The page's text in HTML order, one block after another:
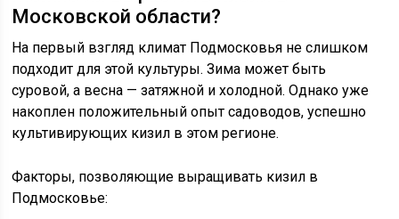
Московской области?
На первый взгляд климат Подмосковья не слишком
подходит для этой культуры. Зима может быть
суровой, а весна — затяжной и холодной. Однако уже
накоплен положительный опыт садоводов, успешно
культивирующих кизил в этом регионе.
Факторы, позволяющие выращивать кизил в
Подмосковье: